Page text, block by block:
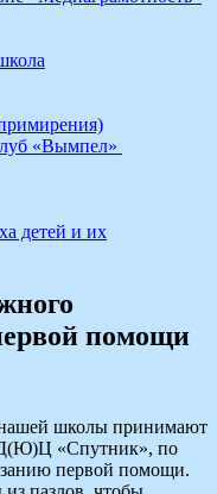
«Вымпел»
детей и их
помощи
школы принимают
Д(Ю)Ц «Спутник», по
первой помощи.